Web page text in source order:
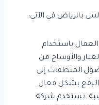
بالرياض في الآتي:
العمال باستخدام
والأوساخ من
المنظفات إلى
بشكل فعال.
تستخدم شركة